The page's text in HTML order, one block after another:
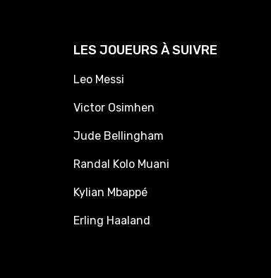
LES JOUEURS À SUIVRE
Leo Messi
Victor Osimhen
Jude Bellingham
Randal Kolo Muani
Kylian Mbappé
Erling Haaland